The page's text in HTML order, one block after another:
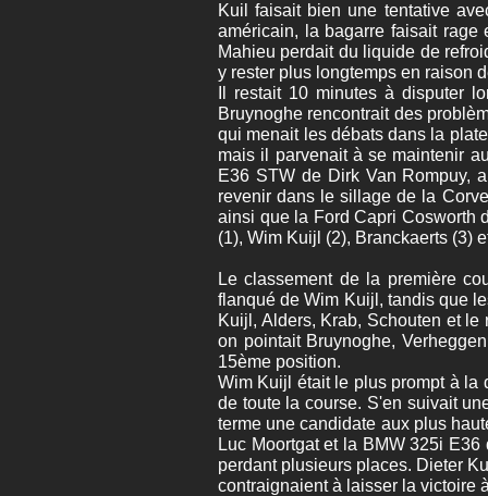
Kuil faisait bien une tentative
américain, la bagarre faisait rage
Mahieu perdait du liquide de
y rester plus longtemps en raison
Il restait 10 minutes à disputer
Bruynoghe rencontrait des
qui menait les débats dans la
mais il parvenait à se maintenir
E36 STW de Dirk Van Rompuy,
revenir dans le sillage de la
ainsi que la Ford Capri Cosworth
(1), Wim Kuijl (2), Branckaerts (3)
Le classement de la première
flanqué de Wim Kuijl, tandis que
Kuijl, Alders, Krab, Schouten et
on pointait Bruynoghe,
15ème position.
Wim Kuijl était le plus prompt à la
de toute la course. S'en suivait
terme une candidate aux plus
Luc Moortgat et la BMW 325i
perdant plusieurs places. Dieter
contraignaient à laisser la victoire